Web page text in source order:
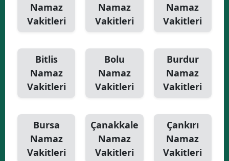
Namaz
Vakitleri
Namaz
Vakitleri
Namaz
Vakitleri
Bitlis
Namaz
Vakitleri
Bolu
Namaz
Vakitleri
Burdur
Namaz
Vakitleri
Bursa
Namaz
Vakitleri
Çanakkale
Namaz
Vakitleri
Çankırı
Namaz
Vakitleri